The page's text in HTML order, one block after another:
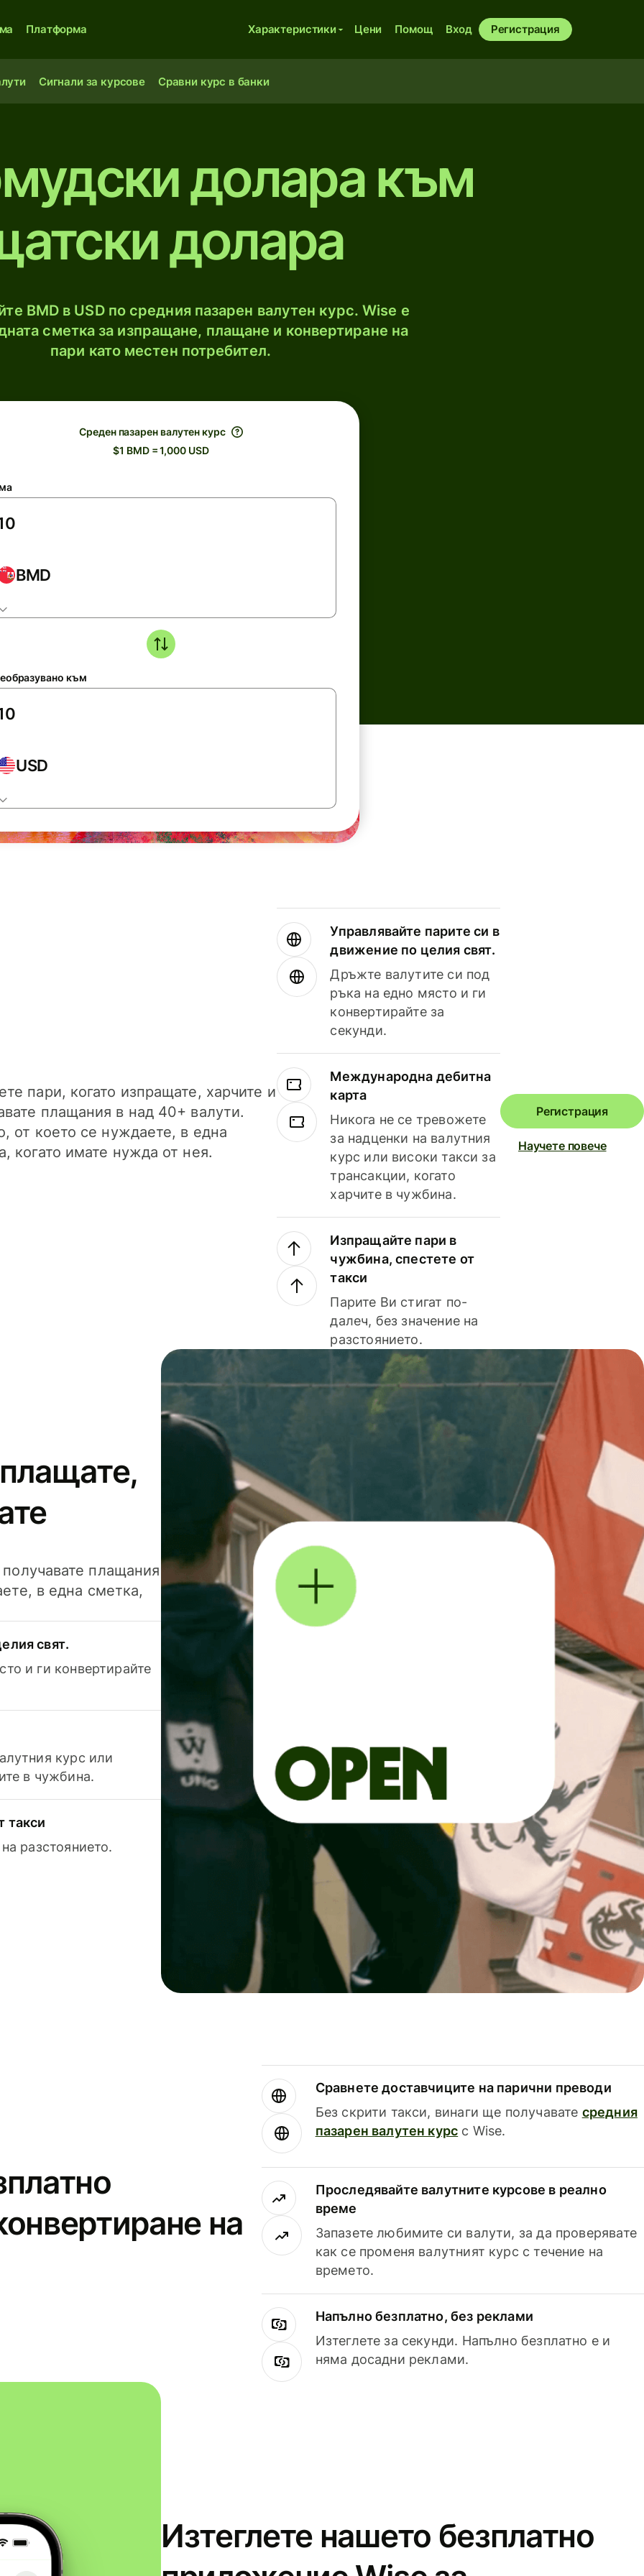
Платформа Характеристики Цени Помощ Вход Регистрация
Сигнали за курсове Сравни курс в банки
долара към
долара
BMD в USD по средния пазарен валутен курс. Wise е
сметка за изпращане, плащане и конвертиране на
пари като местен потребител.
Среден пазарен валутен курс
$1 BMD = 1,000 USD
BMD
към
USD
пари, когато изпращате, харчите и
плащания в над 40+ валути.
от което се нуждаете, в една
когато имате нужда от нея.
Управлявайте парите си в
движение по целия свят.
Дръжте валутите си под
ръка на едно място и ги
конвертирайте за
секунди.
Международна дебитна
карта
Никога не се тревожете
за надценки на валутния
курс или високи такси за
трансакции, когато
харчите в чужбина.
Изпращайте пари в
чужбина, спестете от
такси
Парите Ви стигат по-
далеч, без значение на
разстоянието.
Регистрация
Научете повече
плащания
в една сметка,
свят.
и ги конвертирайте
курс или
в чужбина.
такси
разстоянието.
на
Сравнете доставчиците на парични преводи
Без скрити такси, винаги ще получавате средния
пазарен валутен курс с Wise.
Проследявайте валутните курсове в реално
време
Запазете любимите си валути, за да проверявате
как се променя валутният курс с течение на
времето.
Напълно безплатно, без реклами
Изтеглете за секунди. Напълно безплатно е и
няма досадни реклами.
Изтеглете нашето безплатно